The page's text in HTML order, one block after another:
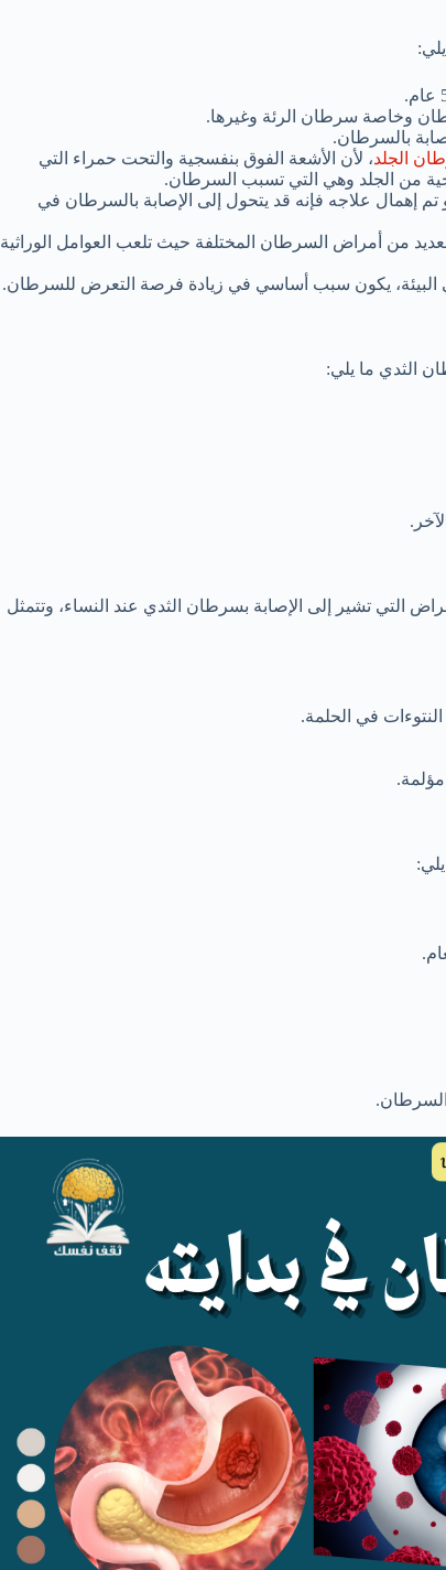
وخاصة سرطان الرئة وغيرها.
بالسرطان.
الجلد، لأن الأشعة الفوق بنفسجية والتحت حمراء التي
من الجلد وهي التي تسبب السرطان.
إهمال علاجه فإنه قد يتحول إلى الإصابة بالسرطان في
من أمراض السرطان المختلفة حيث تلعب العوامل الوراثية
البيئة، يكون سبب أساسي في زيادة فرصة التعرض للسرطان.
الثدي ما يلي:
التي تشير إلى الإصابة بسرطان الثدي عند النساء، وتتمثل
في الحلمة.
مؤلمة.